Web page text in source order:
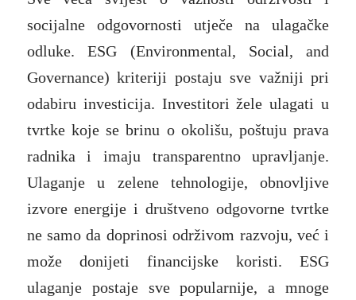
socijalne odgovornosti utječe na ulagačke
odluke. ESG (Environmental, Social, and
Governance) kriteriji postaju sve važniji pri
odabiru investicija. Investitori žele ulagati u
tvrtke koje se brinu o okolišu, poštuju prava
radnika i imaju transparentno upravljanje.
Ulaganje u zelene tehnologije, obnovljive
izvore energije i društveno odgovorne tvrtke
ne samo da doprinosi održivom razvoju, već i
može donijeti financijske koristi. ESG
ulaganje postaje sve popularnije, a mnoge